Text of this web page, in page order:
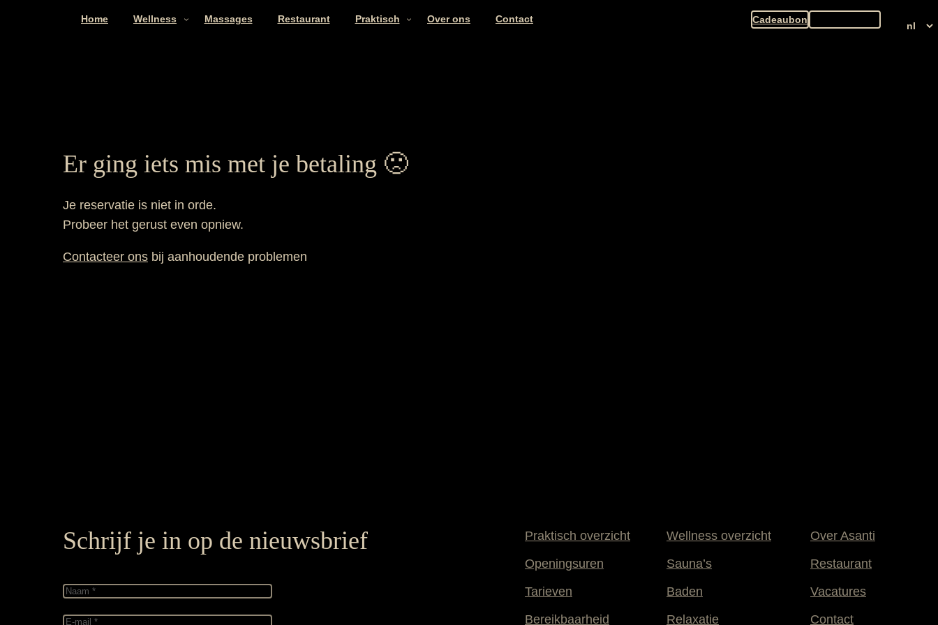
Home Wellness Massages Restaurant Praktisch Over ons Contact Cadeaubon
Er ging iets mis met je betaling 🙁
Je reservatie is niet in orde.
Probeer het gerust even opniew.
Contacteer ons bij aanhoudende problemen
Schrijf je in op de nieuwsbrief
Naam(Required)
E-
Praktisch overzicht
Openingsuren
Tarieven
Bereikbaarheid
Wellness overzicht
Sauna’s
Baden
Relaxatie
Over Asanti
Restaurant
Vacatures
Contact